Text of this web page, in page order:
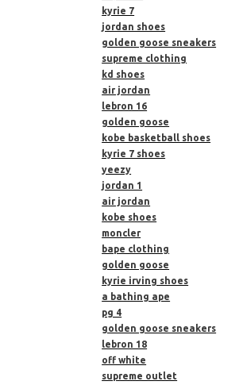
kyrie 7
jordan shoes
golden goose sneakers
supreme clothing
kd shoes
air jordan
lebron 16
golden goose
kobe basketball shoes
kyrie 7 shoes
yeezy
jordan 1
air jordan
kobe shoes
moncler
bape clothing
golden goose
kyrie irving shoes
a bathing ape
pg 4
golden goose sneakers
lebron 18
off white
supreme outlet